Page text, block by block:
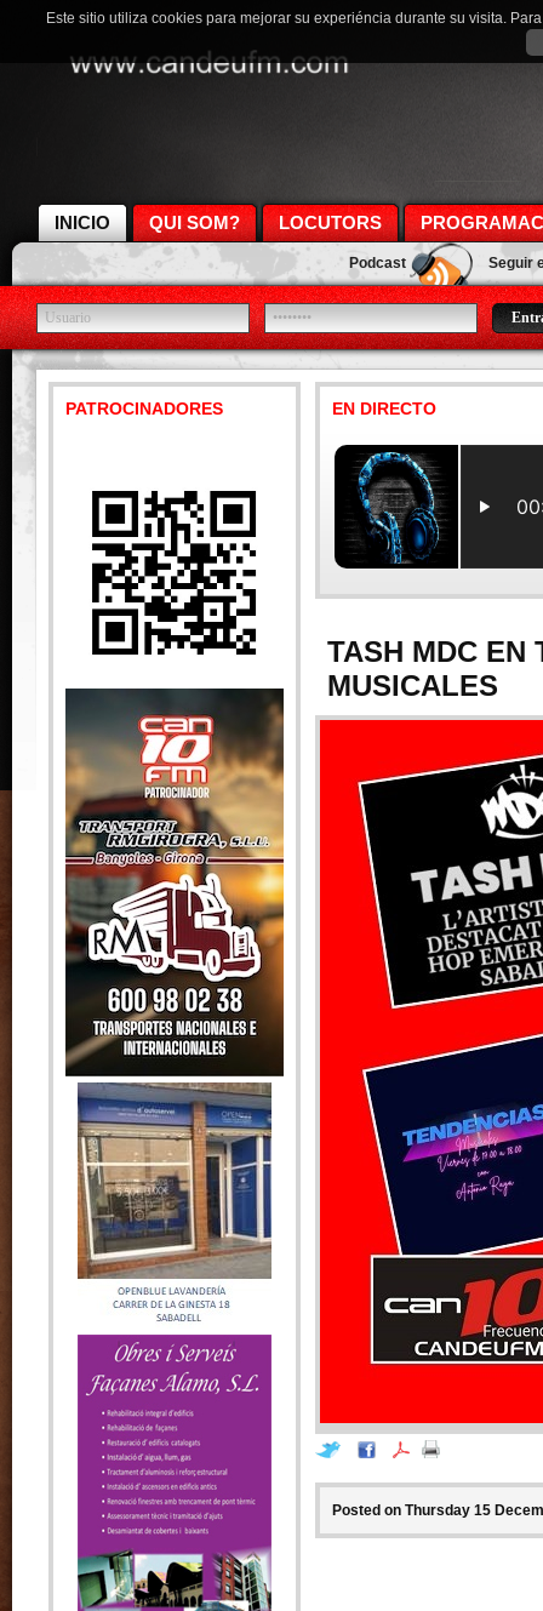
INICIO QUI SOM? LOCUTORS
Podcast Seguir
PATROCINADORES EN DIRECTO
TASH MDC EN
MUSICALES
Posted on Thursday 15
Este sitio utiliza cookies para mejorar su experiéncia durante su visita.